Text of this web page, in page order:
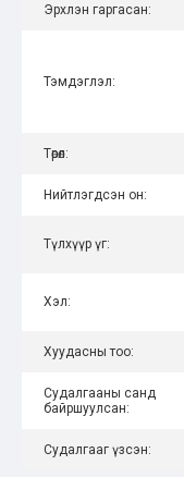
Эрхлэн гаргасан:
Тэмдэглэл:
Төрөл:
Нийтлэгдсэн он:
Түлхүүр үг:
Хэл:
Хуудасны тоо:
Судалгааны санд
байршуулсан:
Судалгааг үзсэн: